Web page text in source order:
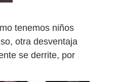
tenemos niños
otra desventaja
se derrite, por